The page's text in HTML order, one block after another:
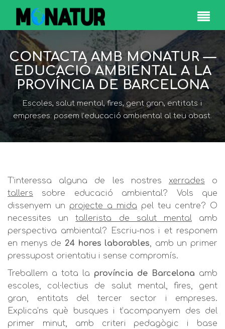
CONTACTA AMB MONATUR —
EDUCACIÓ AMBIENTAL A LA
PROVÍNCIA DE BARCELONA
Escoles, salut mental, fires, gent gran, entitats i
empreses: posem l’educació ambiental al teu abast.
T’interessa alguna de les nostres xerrades o
tallers sobre educació ambiental? Vols que
dissenyem un projecte a mida pel teu centre? O
necessites untallerista de salut mentalamb
perspectiva ambiental? Escriu-nos i et responem
en menys de 24 hores laborables, amb un primer
pressupost orientatiu i sense compromís.
Treballem a tota la província de Barcelona amb
escoles, col·lectius de salut mental, fires, gent
gran, entitats del tercer sector i empreses.
Explica’ns què busques i t’acompanyem des del
primer minut, amb criteri pedagògic i base